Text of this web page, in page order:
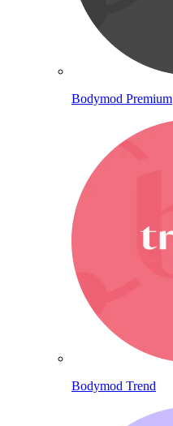
Bodymod Premium
Bodymod Trend